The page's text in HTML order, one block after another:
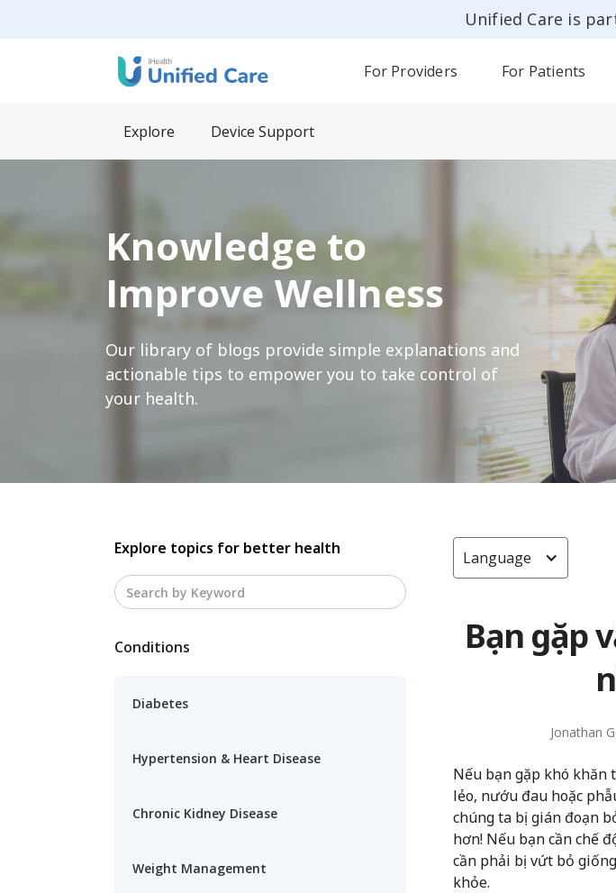
Unified Care is
For Providers For Patients
Explore Device Support
Knowledge to
Improve Wellness
Our library of blogs provide simple explanations and
actionable tips to empower you to take control of
your health.
Explore topics for better health
Conditions
Diabetes
Hypertension & Heart Disease
Chronic Kidney Disease
Weight Management
Language
Bạn gặp
Jonathan
Nếu bạn gặp khó khăn
lẻo, nướu đau hoặc
chúng ta bị gián đoạn
hơn! Nếu bạn cần chế
cần phải bị vứt bỏ
khỏe.